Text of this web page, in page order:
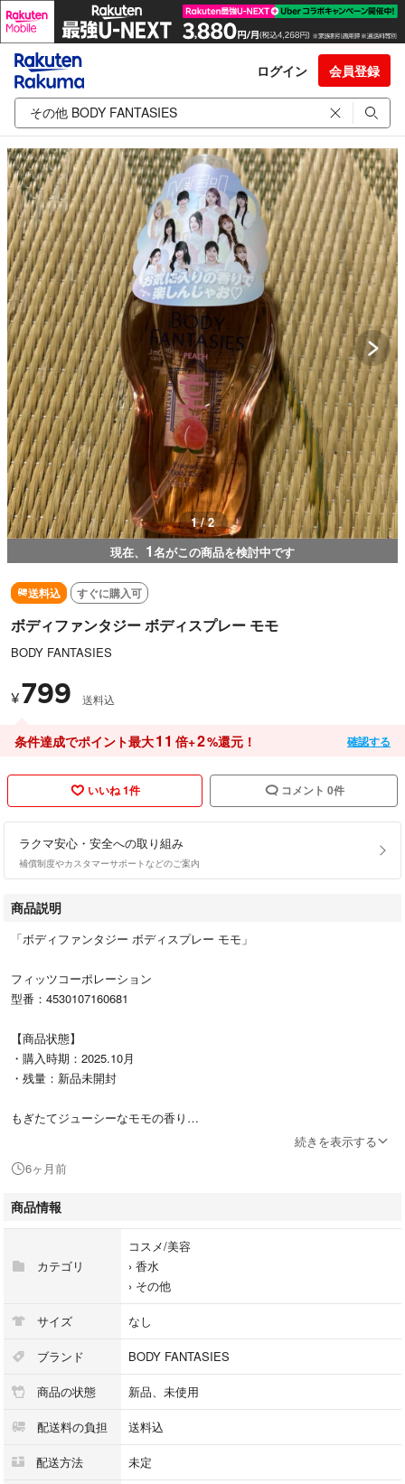
ログイン 会員登録
1 / 2
現在、 1名がこの商品を検討中です
送料込 すぐに購入可
ボディファンタジー ボディスプレー モモ
BODY FANTASIES
¥799 送料込
条件達成でポイント最大11 倍+2%還元！ 確認する
いいね 1件 コメント 0件
ラクマ安心・安全への取り組み
補償制度やカスタマーサポートなどのご案内
商品説明
「ボディファンタジー ボディスプレー モモ」
フィッツコーポレーション
型番：4530107160681
【商品状態】
・購入時期：2025.10月
・残量：新品未開封
もぎたてジューシーなモモの香り
#4530107160681
#コスメ/美容
#香水
違う香りも出品してます。
2点ですと、1400円になります。
プロフ必読ください☆12/17
続きを表示する
6ヶ月前
商品情報
カテゴリ
コスメ/美容
› 香水
› その他
サイズ なし
ブランド BODY FANTASIES
商品の状態 新品、未使用
配送料の負担 送料込
配送方法 未定